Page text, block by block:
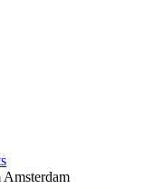
Amsterdam